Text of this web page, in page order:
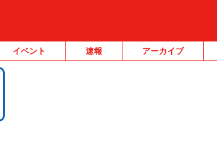
イベント 速報 アーカイブ